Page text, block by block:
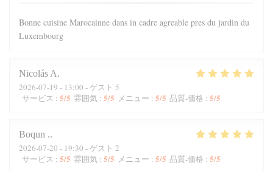
Bonne cuisine Marocainne dans in cadre agreable pres du jardin du
Luxembourg
Nicolás A
2026-07-19 - 13:00 - ゲスト 5
サービス : 5/5 雰囲気 : 5/5 メニュー : 5/5 品質-価格 : 5/5
Boqun .
2026-07-20 - 19:30 - ゲスト 2
サービス : 5/5 雰囲気 : 5/5 メニュー : 5/5 品質-価格 : 5/5